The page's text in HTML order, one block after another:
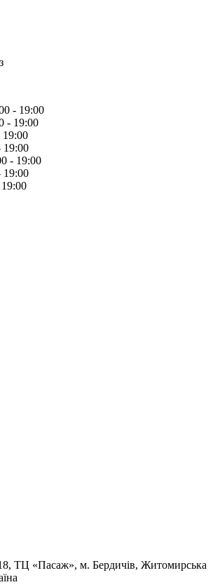
- 19:00
- 19:00
19:00
19:00
- 19:00
19:00
ТЦ «Пасаж», м. Бердичів, Житомирська